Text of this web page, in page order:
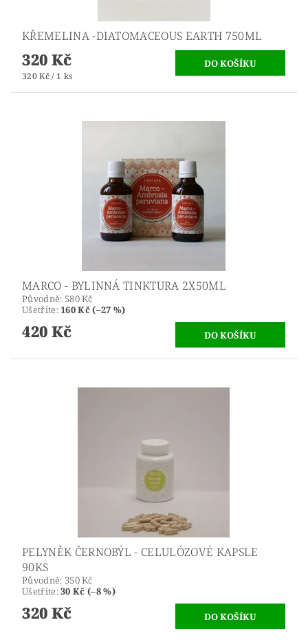
KŘEMELINA -DIATOMACEOUS EARTH 750ML
320 Kč
320 Kč / 1 ks
MARCO - BYLINNÁ TINKTURA 2X50ML
Původně: 580 Kč
Ušetříte:160 Kč (–27 %)
420 Kč
PELYNĚK ČERNOBÝL - CELULÓZOVÉ KAPSLE
90KS
Původně: 350 Kč
Ušetříte:30 Kč (–8 %)
320 Kč